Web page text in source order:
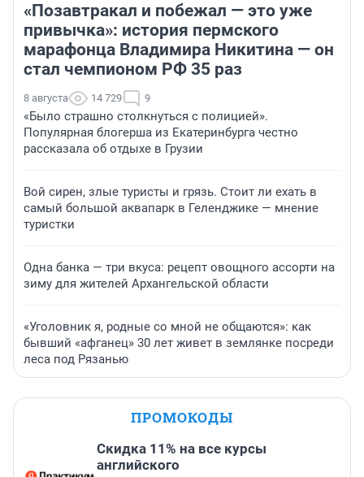
«Позавтракал и побежал — это уже
привычка»: история пермского
марафонца Владимира Никитина — он
стал чемпионом РФ 35 раз
8 августа 14 729 9
«Было страшно столкнуться с полицией».
Популярная блогерша из Екатеринбурга честно
рассказала об отдыхе в Грузии
Вой сирен, злые туристы и грязь. Стоит ли ехать в
самый большой аквапарк в Геленджике — мнение
туристки
Одна банка — три вкуса: рецепт овощного ассорти на
зиму для жителей Архангельской области
«Уголовник я, родные со мной не общаются»: как
бывший «афганец» 30 лет живет в землянке посреди
леса под Рязанью
ПРОМОКОДЫ
Скидка 11% на все курсы
английского